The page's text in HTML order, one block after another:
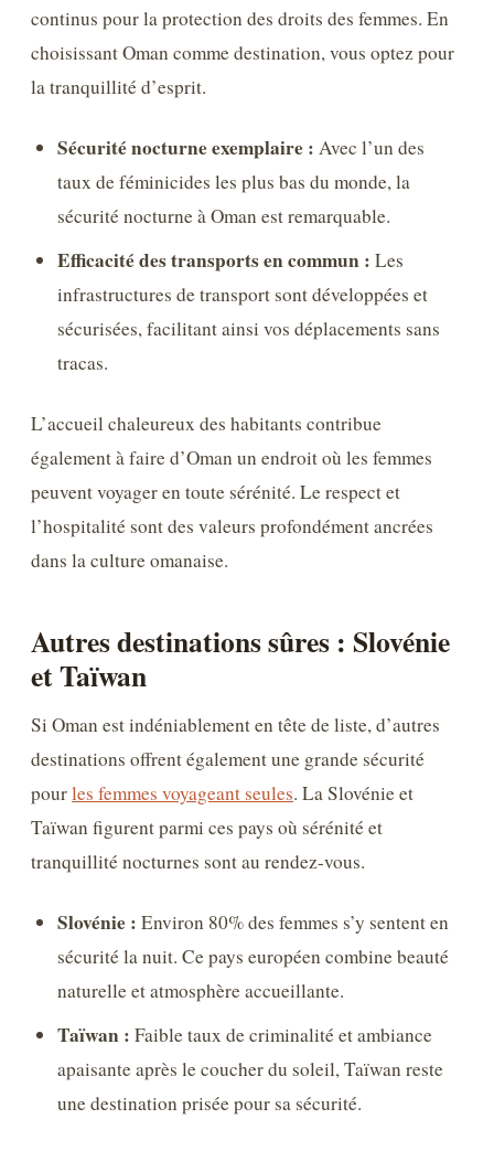
continus pour la protection des droits des femmes. En
choisissant Oman comme destination, vous optez pour
la tranquillité d’esprit.
Sécurité nocturne exemplaire : Avec l’un des
taux de féminicides les plus bas du monde, la
sécurité nocturne à Oman est remarquable.
Efficacité des transports en commun : Les
infrastructures de transport sont développées et
sécurisées, facilitant ainsi vos déplacements sans
tracas.
L’accueil chaleureux des habitants contribue
également à faire d’Oman un endroit où les femmes
peuvent voyager en toute sérénité. Le respect et
l’hospitalité sont des valeurs profondément ancrées
dans la culture omanaise.
Autres destinations sûres : Slovénie
et Taïwan
Si Oman est indéniablement en tête de liste, d’autres
destinations offrent également une grande sécurité
pourles femmes voyageant seules. La Slovénie et
Taïwan figurent parmi ces pays où sérénité et
tranquillité nocturnes sont au rendez-vous.
Slovénie : Environ 80% des femmes s’y sentent en
sécurité la nuit. Ce pays européen combine beauté
naturelle et atmosphère accueillante.
Taïwan : Faible taux de criminalité et ambiance
apaisante après le coucher du soleil, Taïwan reste
une destination prisée pour sa sécurité.